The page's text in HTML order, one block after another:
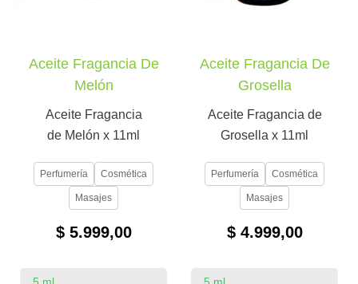
Aceite Fragancia De
Melón
Aceite Fragancia
de Melón x 11ml
Perfumería Cosmética
Masajes
$ 5.999,00
Aceite Fragancia De
Grosella
Aceite Fragancia de
Grosella x 11ml
Perfumería Cosmética
Masajes
$ 4.999,00